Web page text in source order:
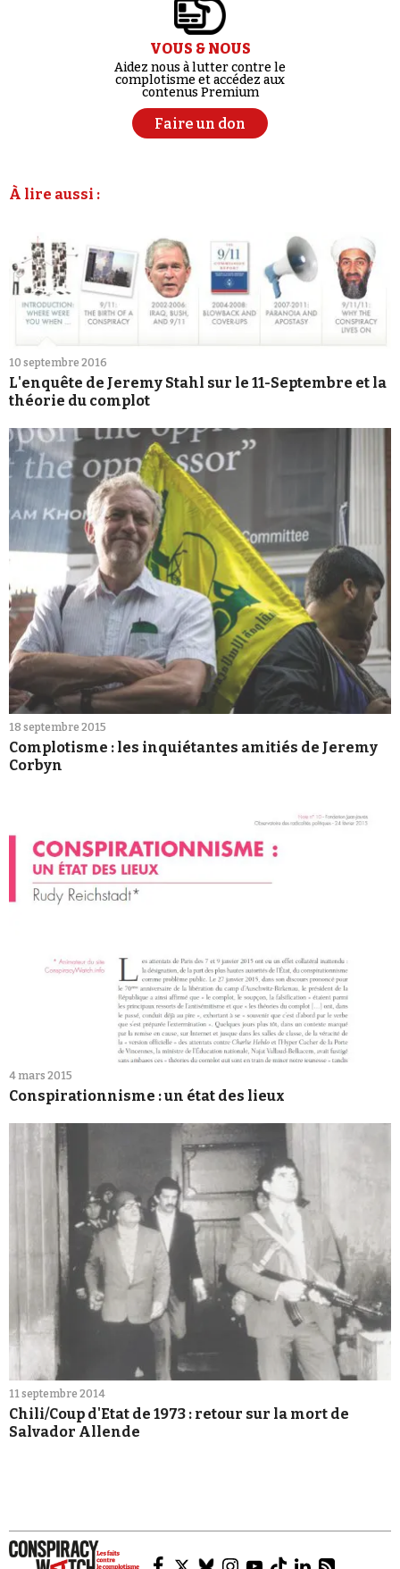
VOUS & NOUS
Aidez nous à lutter contre le
complotisme et accédez aux
contenus Premium
Faire un don
À lire aussi :
10 septembre 2016
L'enquête de Jeremy Stahl sur le 11-Septembre et la
théorie du complot
18 septembre 2015
Complotisme : les inquiétantes amitiés de Jeremy
4 mars 2015
Conspirationnisme : un état des lieux
11 septembre 2014
Chili/Coup d'Etat de 1973 : retour sur la mort de
Salvador Allende